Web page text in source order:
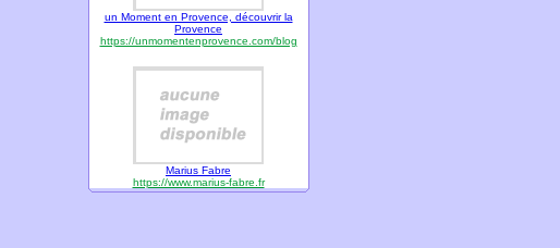
un Moment en Provence, découvrir la
Provence
https://unmomentenprovence.com/blog
Marius Fabre
https://www.marius-fabre.fr